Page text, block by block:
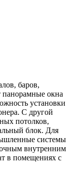
баров,
панорамные окна
установки
С другой
потолков,
блок. Для
системы
внутренним
в помещениях с